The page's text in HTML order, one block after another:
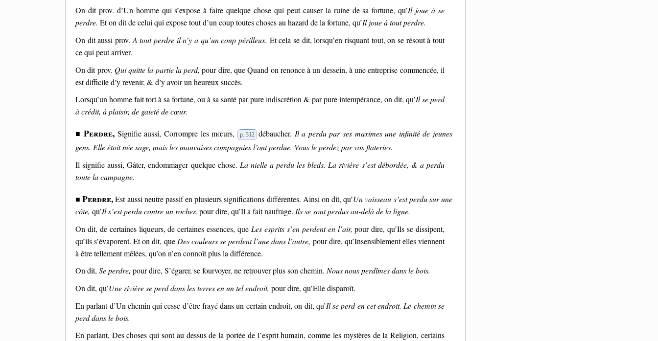
On dit prov. d’Un homme qui s’expose à faire quelque chose qui peut causer la ruine de sa fortune, qu’Il joue à se
perdre. Et on dit de celui qui expose tout d’un coup toutes choses au hazard de la fortune, qu’Il joue à tout perdre.
On dit aussi prov. A tout perdre il n’y a qu’un coup périlleux. Et cela se dit, lorsqu’en risquant tout, on se résout à tout
ce qui peut arriver.
On dit prov. Qui quitte la partie la perd, pour dire, que Quand on renonce à un dessein, à une entreprise commencée, il
est difficile d’y revenir, & d’y avoir un heureux succès.
Lorsqu’un homme fait tort à sa fortune, ou à sa santé par pure indiscrétion & par pure intempérance, on dit, qu’Il se perd
à crédit, à plaisir, de gaieté de cœur.
■Perdre, Signifie aussi, Corrompre les mœurs, p. 312 débaucher. Il a perdu par ses maximes une infinité de jeunes
gens. Elle étoit née sage, mais les mauvaises compagnies l’ont perdue. Vous le perdez par vos flateries.
Il signifie aussi, Gâter, endommager quelque chose. La nielle a perdu les bleds. La rivière s’est débordée, & a perdu
toute la campagne.
■Perdre,Est aussi neutre passif en plusieurs significations différentes. Ainsi on dit, qu’Un vaisseau s’est perdu sur une
côte, qu’Il s’est perdu contre un rocher, pour dire, qu’Il a fait naufrage. Ils se sont perdus au-delà de la ligne.
On dit, de certaines liqueurs, de certaines essences, que Les esprits s’en perdent en l’air, pour dire, qu’Ils se dissipent,
qu’ils s’évaporent. Et on dit, que Des couleurs se perdent l’une dans l’autre, pour dire, qu’Insensiblement elles viennent
à être tellement mêlées, qu’on n’en connoît plus la différence.
On dit, Se perdre, pour dire, S’égarer, se fourvoyer, ne retrouver plus son chemin.Nous nous perdîmes dans le bois.
On dit, qu’Une rivière se perd dans les terres en un tel endroit, pour dire, qu’Elle disparoît.
En parlant d’Un chemin qui cesse d’être frayé dans un certain endroit, on dit, qu’Il se perd en cet endroit. Le chemin se
perd dans le bois.
En parlant, Des choses qui sont au dessus de la portée de l’esprit humain, comme les mystères de la Religion, certains